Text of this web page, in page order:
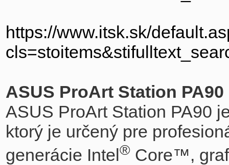
https://www.itsk.sk/
ASUS ProArt Station PA90
ASUS ProArt Station PA90
ktorý je určený pre
generácie Intel® Core™,